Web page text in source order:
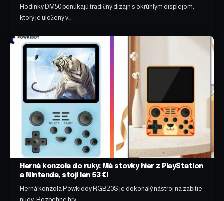
Hodinky DM50 ponúkajú tradičný dizajn s okrúhlym displejom,
ktorý je uložený v…
Herná konzola do ruky: Má stovky hier z PlayStation
a Nintenda, stojí len 53 €!
Herná konzola Powkiddy RGB20S je dokonalý nástroj na zabitie